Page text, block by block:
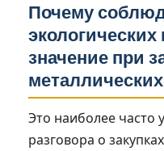
Почему
значение при
Это наиболее часто
разговора о